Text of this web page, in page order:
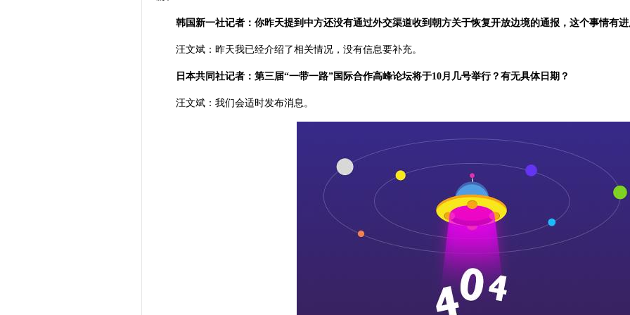
韩国新一社记者：你昨天提到中方还没有通过外交渠道收到朝方关于恢复开放边境的通报，这个事情有
汪文斌：昨天我已经介绍了相关情况，没有信息要补充。
日本共同社记者：第三届“一带一路”国际合作高峰论坛将于10月几号举行？有无具体日期？
汪文斌：我们会适时发布消息。